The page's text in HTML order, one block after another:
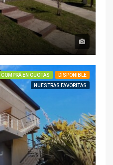
COMPRÁ EN CUOTAS
DISPONIBLE
NUESTRAS FAVORITAS